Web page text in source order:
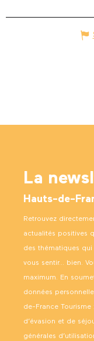
La
Hauts-de-
Retrouvez
actualités positives
des thématiques
vous sentir… bien.
maximum. En
données
de-France Tourisme
d’évasion et de
générales